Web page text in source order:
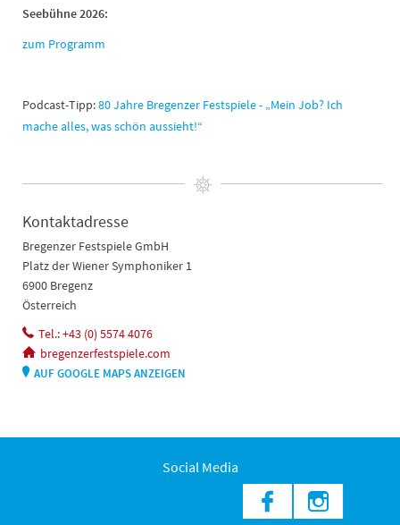
Seebühne 2026:
zum Programm
Podcast-Tipp:80 Jahre Bregenzer Festspiele - „Mein Job? Ich
mache alles, was schön aussieht!“
Kontaktadresse
Bregenzer Festspiele GmbH
Platz der Wiener Symphoniker 1
6900 Bregenz
Österreich
Tel.: +43 (0) 5574 4076
bregenzerfestspiele.com
AUF GOOGLE MAPS ANZEIGEN
Social Media